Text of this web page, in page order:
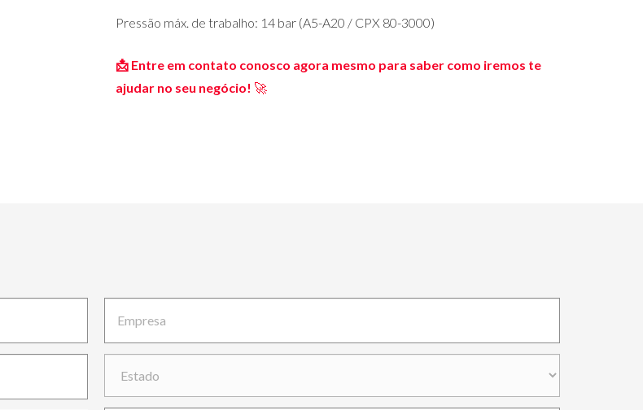
Pressão máx. de trabalho: 14 bar (A5-A20 / CPX 80-3000)
📩 Entre em contato conosco agora mesmo para saber como iremos te
ajudar no seu negócio! 🚀